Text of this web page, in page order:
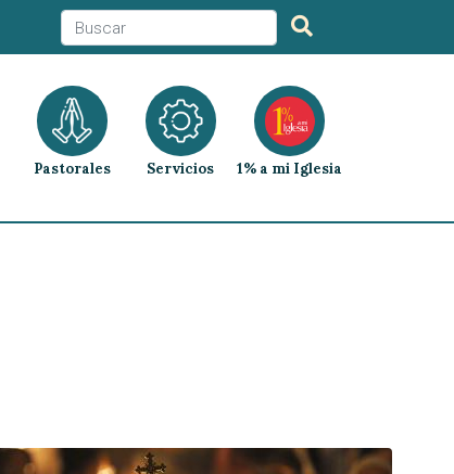
Pastorales Servicios 1% a mi Iglesia